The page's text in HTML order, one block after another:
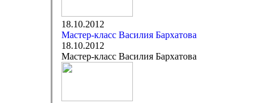
18.10.2012
Мастер-класс Василия Бархатова
18.10.2012
Мастер-класс Василия Бархатова